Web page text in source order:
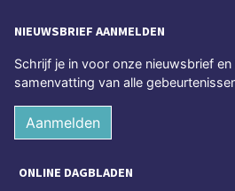
NIEUWSBRIEF AANMELDEN
Schrijf je in voor onze nieuwsbrief
samenvatting van alle
Aanmelden
ONLINE DAGBLADEN